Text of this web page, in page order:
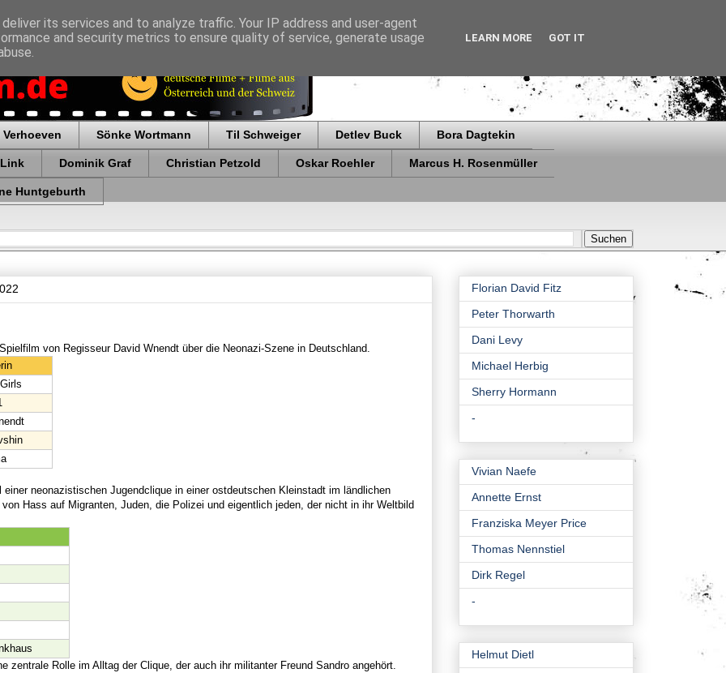
Sönke Wortmann Til Schweiger Detlev Buck Bora Dagtekin
Dominik Graf Christian Petzold Oskar Roehler Marcus H. Rosenmüller
Huntgeburth
von Regisseur David Wnendt über die Neonazi-Szene in Deutschland.
einer neonazistischen Jugendclique in einer ostdeutschen Kleinstadt im ländlichen
Hass auf Migranten, Juden, die Polizei und eigentlich jeden, der nicht in ihr Weltbild
zentrale Rolle im Alltag der Clique, der auch ihr militanter Freund Sandro angehört.
Florian David Fitz
Peter Thorwarth
Dani Levy
Michael Herbig
Sherry Hormann
-
Vivian Naefe
Annette Ernst
Franziska Meyer Price
Thomas Nennstiel
Dirk Regel
-
Helmut Dietl
its services and to analyze traffic. Your IP address and user-agent
and security metrics to ensure quality of service, generate usage
LEARN MORE GOT IT